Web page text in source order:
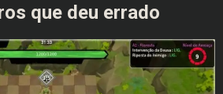
que deu errado